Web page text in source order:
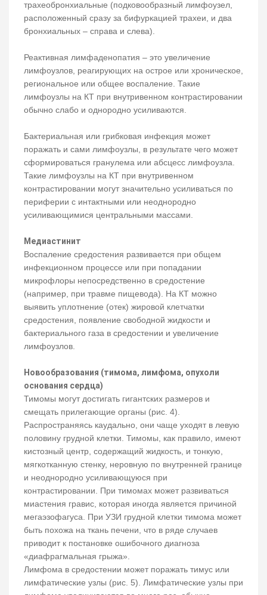
трахеобронхиальные (подковообразный лимфоузел,
расположенный сразу за бифуркацией трахеи, и два
бронхиальных – справа и слева).
Реактивная лимфаденопатия – это увеличение
лимфоузлов, реагирующих на острое или хроническое,
региональное или общее воспаление. Такие
лимфоузлы на КТ при внутривенном контрастировании
обычно слабо и однородно усиливаются.
Бактериальная или грибковая инфекция может
поражать и сами лимфоузлы, в результате чего может
сформироваться гранулема или абсцесс лимфоузла.
Такие лимфоузлы на КТ при внутривенном
контрастировании могут значительно усиливаться по
периферии с интактными или неоднородно
усиливающимися центральными массами.
Медиастинит
Воспаление средостения развивается при общем
инфекционном процессе или при попадании
микрофлоры непосредственно в средостение
(например, при травме пищевода). На КТ можно
выявить уплотнение (отек) жировой клетчатки
средостения, появление свободной жидкости и
бактериального газа в средостении и увеличение
лимфоузлов.
Новообразования (тимома, лимфома, опухоли
основания сердца)
Тимомы могут достигать гигантских размеров и
смещать прилегающие органы (рис. 4).
Распространяясь каудально, они чаще уходят в левую
половину грудной клетки. Тимомы, как правило, имеют
кистозный центр, содержащий жидкость, и тонкую,
мягкотканную стенку, неровную по внутренней границе
и неоднородно усиливающуюся при
контрастировании. При тимомах может развиваться
миастения гравис, которая иногда является причиной
мегаэзофагуса. При УЗИ грудной клетки тимома может
быть похожа на ткань печени, что в ряде случаев
приводит к постановке ошибочного диагноза
«диафрагмальная грыжа».
Лимфома в средостении может поражать тимус или
лимфатические узлы (рис. 5). Лимфатические узлы при